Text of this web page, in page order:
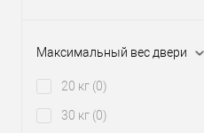
Максимальный вес двери
20 кг (0)
30 кг (0)